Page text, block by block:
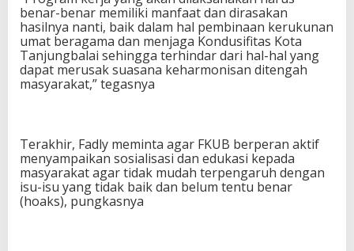
benar-benar memiliki manfaat dan dirasakan
hasilnya nanti, baik dalam hal pembinaan kerukunan
umat beragama dan menjaga Kondusifitas Kota
Tanjungbalai sehingga terhindar dari hal-hal yang
dapat merusak suasana keharmonisan ditengah
masyarakat,” tegasnya
Terakhir, Fadly meminta agar FKUB berperan aktif
menyampaikan sosialisasi dan edukasi kepada
masyarakat agar tidak mudah terpengaruh dengan
isu-isu yang tidak baik dan belum tentu benar
(hoaks), pungkasnya